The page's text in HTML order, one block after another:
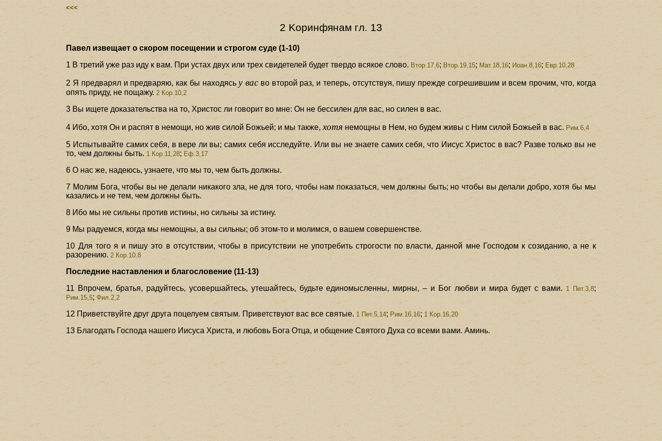
<<<
2 Koринфянам гл. 13
Павел извещает о скором посещении и строгом суде (1-10)
1 В третий уже раз иду к вам. При устах двух или трех свидетелей будет твердо всякое слово. Втор.17,6; Втор.19,15; Мат.18,16; Иоан.8,16; Евр.10,28
2 Я предварял и предваряю, как бы находясьу васво второй раз, и теперь, отсутствуя, пишу прежде согрешившим и всем прочим, что, когда
опять приду, не пощажу. 2 Кор.10,2
3 Вы ищете доказательства на то, Христос ли говорит во мне: Он не бессилен для вас, но силен в вас.
4 Ибо, хотя Он и распят в немощи, но жив силой Божьей; и мы также,хотя немощны в Нем, но будем живы с Ним силой Божьей в вас. Рим.6,4
5 Испытывайте самих себя, в вере ли вы; самих себя исследуйте. Или вы не знаете самих себя, что Иисус Христос в вас? Разве только вы не
то, чем должны быть. 1 Кор.11,28; Еф.3,17
6 О нас же, надеюсь, узнаете, что мы то, чем быть должны.
7 Молим Бога, чтобы вы не делали никакого зла, не для того, чтобы нам показаться, чем должны быть; но чтобы вы делали добро, хотя бы мы
казались и не тем, чем должны быть.
8 Ибо мы не сильны против истины, но сильны за истину.
9 Мы радуемся, когда мы немощны, а вы сильны; об этом-то и молимся, о вашем совершенстве.
10 Для того я и пишу это в отсутствии, чтобы в присутствии не употребить строгости по власти, данной мне Господом к созиданию, а не к
разорению.2 Кор.10.8
Последние наставления и благословение (11-13)
11 Впрочем, братья, радуйтесь, усовершайтесь, утешайтесь, будьте единомысленны, мирны, – и Бог любви и мира будет с вами.1 Пет.3,8;
Рим.15,5;Фил.2,2
12 Приветствуйте друг друга поцелуем святым. Приветствуют вас все святые.1 Пет.5,14;Рим.16,16; 1 Кор.16,20
13 Благодать Господа нашего Иисуса Христа, и любовь Бога Отца, и общение Святого Духа со всеми вами. Аминь.